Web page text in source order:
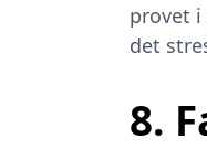
provet i
det
8.